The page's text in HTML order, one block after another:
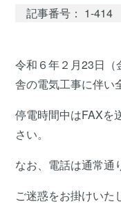
記事番号： 1-414
令和６年２月23日
舎の電気工事に伴い
停電時間中はFAXを
さい。
なお、電話は通常通
ご迷惑をお掛けいた